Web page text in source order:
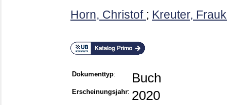
Horn, Christof ; Kreuter,
Dokumenttyp: Buch
Erscheinungsjahr: 2020